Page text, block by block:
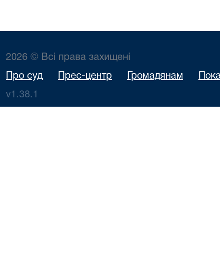
2026 © Всі права захищені
Про суд Прес-центр Громадянам
v1.38.1